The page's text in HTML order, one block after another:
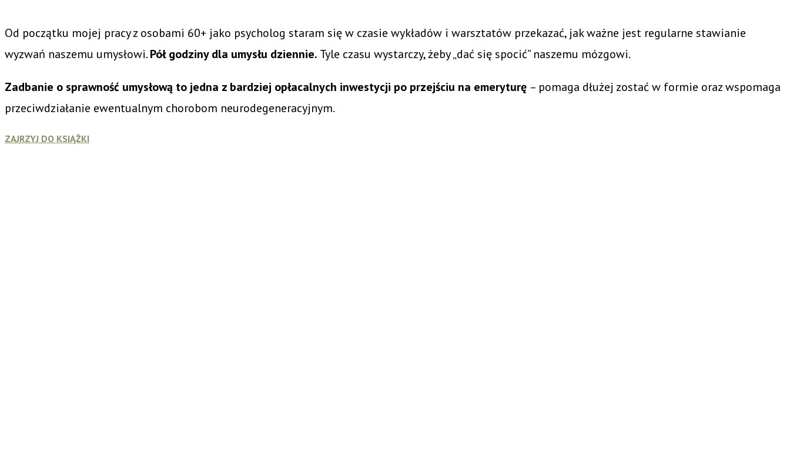
Od początku mojej pracy z osobami 60+ jako psycholog staram się w czasie wykładów i warsztatów przekazać, jak ważne jest regularne stawianie
wyzwań naszemu umysłowi.Pół godziny dla umysłu dziennie. Tyle czasu wystarczy, żeby „dać się spocić” naszemu mózgowi.
Zadbanie o sprawność umysłową to jedna z bardziej opłacalnych inwestycji po przejściu na emeryturę – pomaga dłużej zostać w formie oraz wspomaga
przeciwdziałanie ewentualnym chorobom neurodegeneracyjnym.
ZAJRZYJ DO KSIĄŻKI